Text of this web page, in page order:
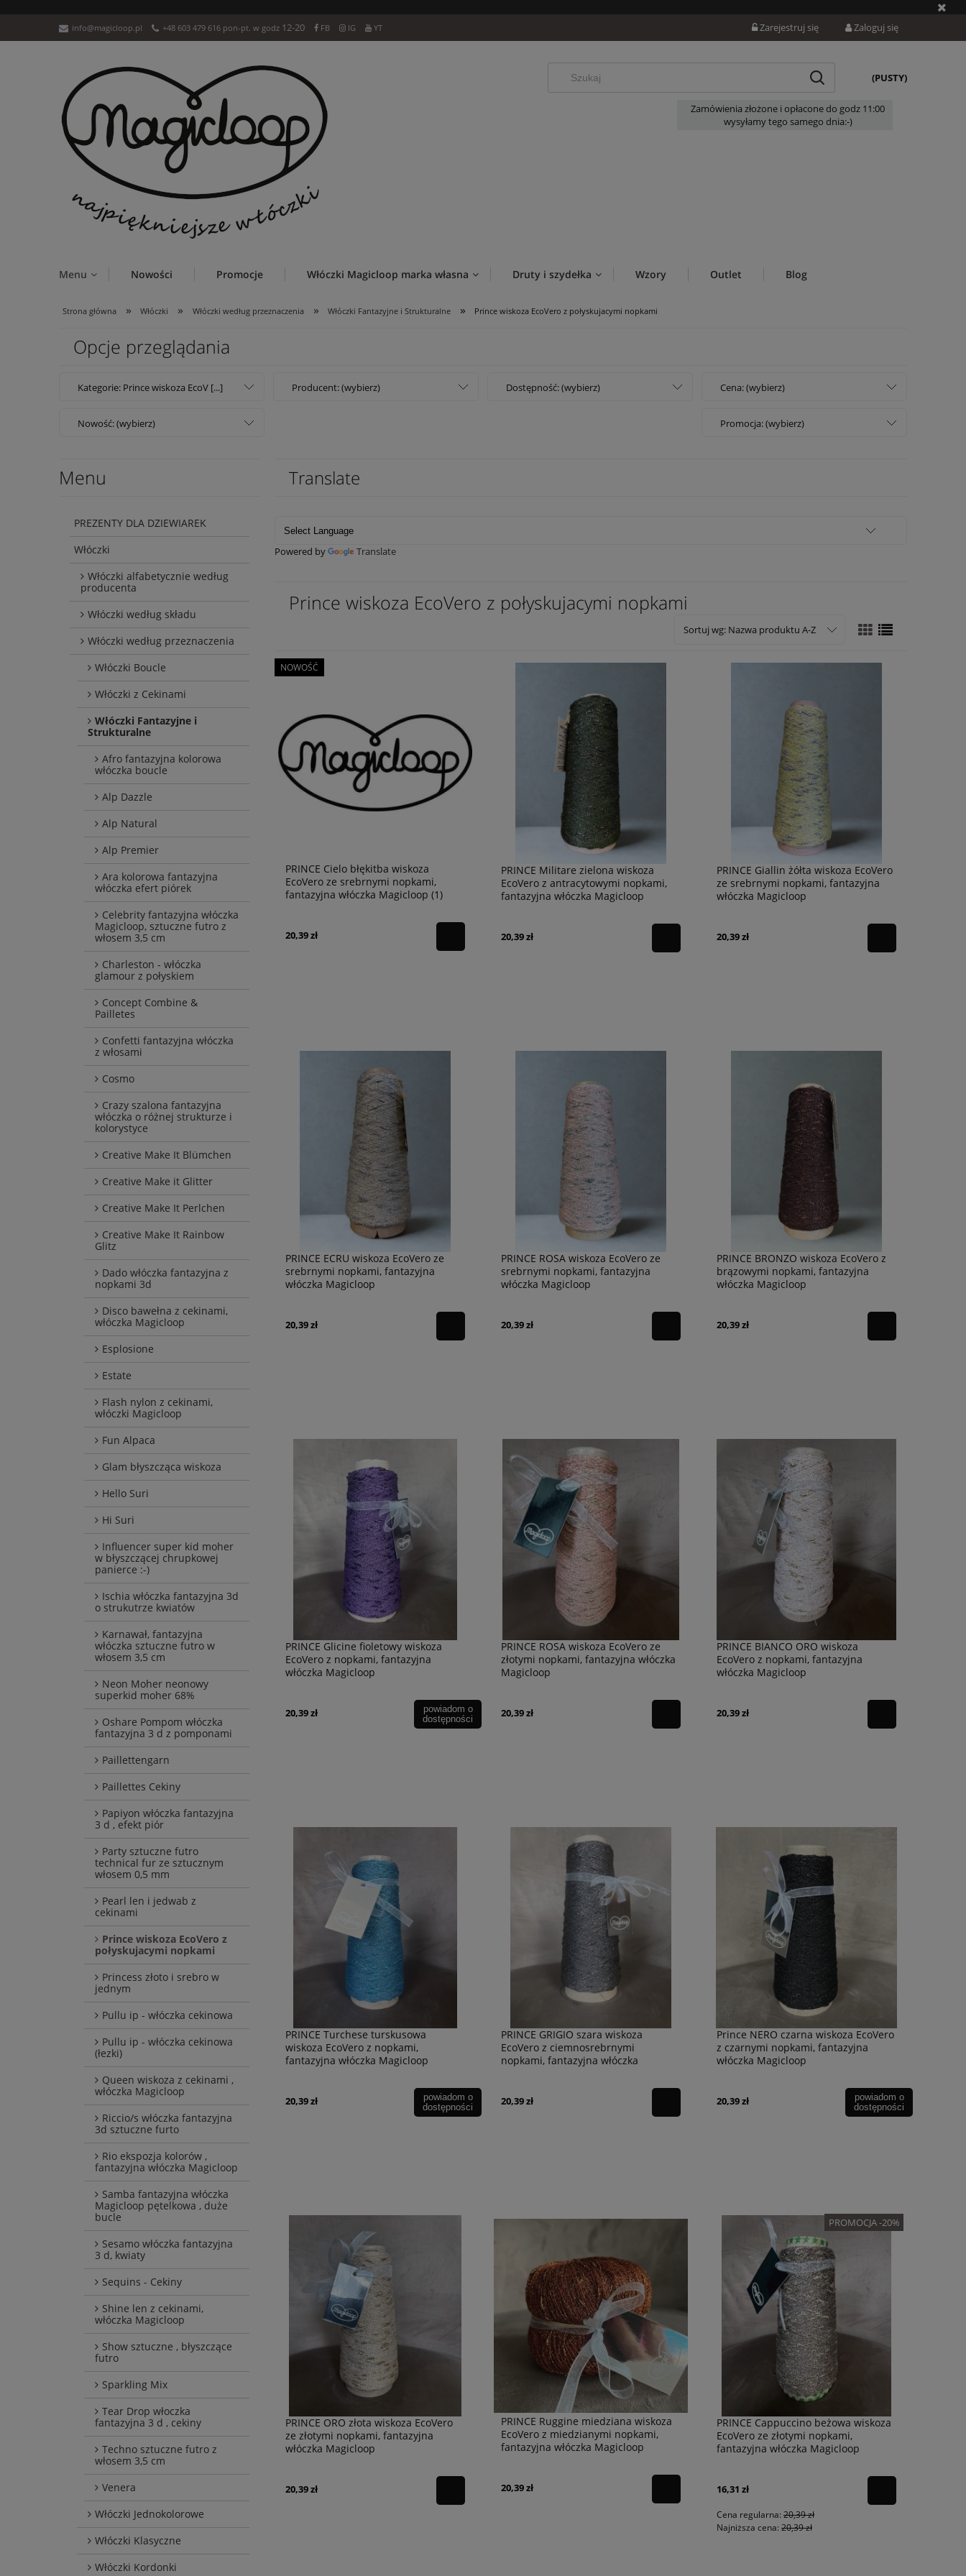
info@magicloop.pl +48 603 479 616 pon-pt. w godz 12-20 FB IG YT Zarejestruj się Zaloguj się
(PUSTY)
Zamówienia złożone i opłacone do godz 11:00
wysyłamy tego samego dnia:-)
Menu Nowości Promocje Włóczki Magicloop marka własna Druty i szydełka Wzory Outlet Blog
Strona główna » Włóczki » Włóczki według przeznaczenia » Włóczki Fantazyjne i Strukturalne » Prince wiskoza EcoVero z połyskujacymi nopkami
Opcje przeglądania
Kategorie: Prince wiskoza EcoV [...] Producent: (wybierz) Dostępność: (wybierz) Cena: (wybierz)
Nowość: (wybierz) Promocja: (wybierz)
Menu
PREZENTY DLA DZIEWIAREK
Włóczki
Włóczki alfabetycznie według
producenta
Włóczki według składu
Włóczki według przeznaczenia
Włóczki Boucle
Włóczki z Cekinami
Włóczki Fantazyjne i
Strukturalne
Afro fantazyjna kolorowa
włóczka boucle
Alp Dazzle
Alp Natural
Alp Premier
Ara kolorowa fantazyjna
włóczka efert piórek
Celebrity fantazyjna włóczka
Magicloop, sztuczne futro z
włosem 3,5 cm
Charleston - włóczka
glamour z połyskiem
Concept Combine &
Pailletes
Confetti fantazyjna włóczka
z włosami
Cosmo
Crazy szalona fantazyjna
włóczka o różnej strukturze i
kolorystyce
Creative Make It Blümchen
Creative Make it Glitter
Creative Make It Perlchen
Creative Make It Rainbow
Glitz
Dado włóczka fantazyjna z
nopkami 3d
Disco bawełna z cekinami,
włóczka Magicloop
Esplosione
Estate
Flash nylon z cekinami,
włóczki Magicloop
Fun Alpaca
Glam błyszcząca wiskoza
Hello Suri
Hi Suri
Influencer super kid moher
w błyszczącej chrupkowej
panierce :-)
Ischia włóczka fantazyjna 3d
o strukutrze kwiatów
Karnawał, fantazyjna
włóczka sztuczne futro w
włosem 3,5 cm
Neon Moher neonowy
superkid moher 68%
Oshare Pompom włóczka
fantazyjna 3 d z pomponami
Paillettengarn
Paillettes Cekiny
Papiyon włóczka fantazyjna
3 d , efekt piór
Party sztuczne futro
technical fur ze sztucznym
włosem 0,5 mm
Pearl len i jedwab z
cekinami
Prince wiskoza EcoVero z
połyskujacymi nopkami
Princess złoto i srebro w
jednym
Pullu ip - włóczka cekinowa
Pullu ip - włóczka cekinowa
(łezki)
Queen wiskoza z cekinami ,
włóczka Magicloop
Riccio/s włóczka fantazyjna
3d sztuczne furto
Rio ekspozja kolorów ,
fantazyjna włóczka Magicloop
Samba fantazyjna włóczka
Magicloop pętelkowa , duże
bucle
Sesamo włóczka fantazyjna
3 d, kwiaty
Sequins - Cekiny
Shine len z cekinami,
włóczka Magicloop
Show sztuczne , błyszczące
futro
Sparkling Mix
Tear Drop włoczka
fantazyjna 3 d , cekiny
Techno sztuczne futro z
włosem 3,5 cm
Venera
Włóczki Jednokolorowe
Włóczki Klasyczne
Włóczki Kordonki
Translate
Powered by Translate
Prince wiskoza EcoVero z połyskujacymi nopkami
Sortuj wg: Nazwa produktu A-Z
PRINCE Cielo błękitba wiskoza
EcoVero ze srebrnymi nopkami,
fantazyjna włóczka Magicloop (1)
20,39 zł
NOWOŚĆ
PRINCE Militare zielona wiskoza
EcoVero z antracytowymi nopkami,
fantazyjna włóczka Magicloop
20,39 zł
PRINCE Giallin żółta wiskoza EcoVero
ze srebrnymi nopkami, fantazyjna
włóczka Magicloop
20,39 zł
PRINCE ECRU wiskoza EcoVero ze
srebrnymi nopkami, fantazyjna
włóczka Magicloop
20,39 zł
PRINCE ROSA wiskoza EcoVero ze
srebrnymi nopkami, fantazyjna
włóczka Magicloop
20,39 zł
PRINCE BRONZO wiskoza EcoVero z
brązowymi nopkami, fantazyjna
włóczka Magicloop
20,39 zł
PRINCE Glicine fioletowy wiskoza
EcoVero z nopkami, fantazyjna
włóczka Magicloop
20,39 zł
powiadom o
dostępności
PRINCE ROSA wiskoza EcoVero ze
złotymi nopkami, fantazyjna włóczka
Magicloop
20,39 zł
PRINCE BIANCO ORO wiskoza
EcoVero z nopkami, fantazyjna
włóczka Magicloop
20,39 zł
PRINCE Turchese turskusowa
wiskoza EcoVero z nopkami,
fantazyjna włóczka Magicloop
20,39 zł
powiadom o
dostępności
PRINCE GRIGIO szara wiskoza
EcoVero z ciemnosrebrnymi
nopkami, fantazyjna włóczka
20,39 zł
Prince NERO czarna wiskoza EcoVero
z czarnymi nopkami, fantazyjna
włóczka Magicloop
20,39 zł
powiadom o
dostępności
PRINCE ORO złota wiskoza EcoVero
ze złotymi nopkami, fantazyjna
włóczka Magicloop
20,39 zł
PRINCE Ruggine miedziana wiskoza
EcoVero z miedzianymi nopkami,
fantazyjna włóczka Magicloop
20,39 zł
PROMOCJA -20%
PRINCE Cappuccino beżowa wiskoza
EcoVero ze złotymi nopkami,
fantazyjna włóczka Magicloop
16,31 zł
Cena regularna: 20,39 zł
Najniższa cena: 20,39 zł